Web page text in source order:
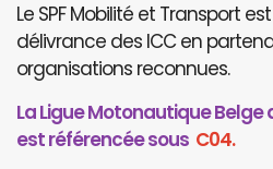
Le SPF Mobilité et Transport
délivrance des ICC en
organisations reconnues.
La Ligue Motonautique
est référencée sous C04.